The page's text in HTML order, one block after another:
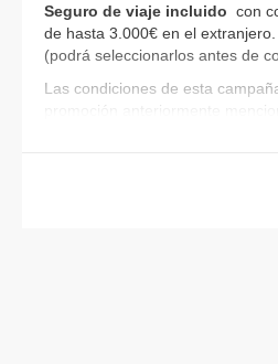
Seguro de viaje incluido con
de hasta 3.000€ en el
(podrá seleccionarlos antes de
Las condiciones de esta
promoción anteriormente